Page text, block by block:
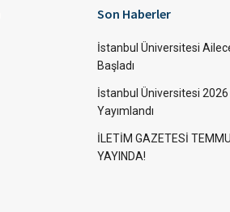
Son Haberler
İstanbul Üniversitesi
Başladı
İstanbul Üniversitesi 2026
Yayımlandı
İLETİM GAZETESİ
YAYINDA!